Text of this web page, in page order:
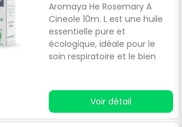
Aromaya He Rosemary A
Cineole 10m. L est une huile
essentielle pure et
écologique, idéale pour le
soin respiratoire et le bien
Voir détail